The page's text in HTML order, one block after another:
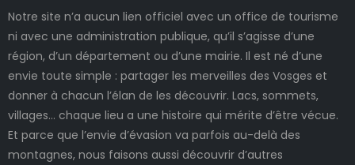
Notre site n’a aucun lien officiel avec un office de tourisme
ni avec une administration publique, qu’il s’agisse d’une
région, d’un département ou d’une mairie. Il est né d’une
envie toute simple : partager les merveilles des Vosges et
donner à chacun l’élan de les découvrir. Lacs, sommets,
villages… chaque lieu a une histoire qui mérite d’être vécue.
Et parce que l’envie d’évasion va parfois au-delà des
montagnes, nous faisons aussi découvrir d’autres